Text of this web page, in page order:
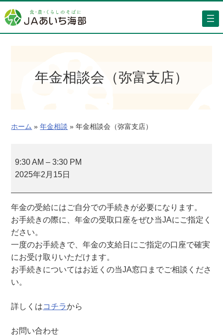
容
を
年金相談会（弥富支店）
ホーム » 年金相談 » 年金相談会（弥富支店）
金
相
（
弥
富
店
）
9:30 AM –3:30 PM
2025年2月15日
年金の受給にはご自分での手続きが必要になります。
お手続きの際に、年金の受取口座をぜひ当JAにご指定く
ださい。
一度のお手続きで、年金の支給日にご指定の口座で確実
にお受け取りいただけます。
お手続きについてはお近くの当JA窓口までご相談くださ
い。
詳しくはコチラから
お問い合わせ